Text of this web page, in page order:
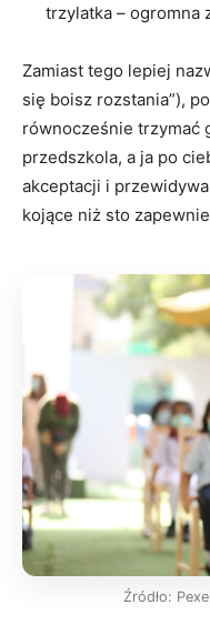
trzylatka – ogromna
Zamiast tego lepiej
się boisz rozstania”),
równocześnie trzymać
przedszkola, a ja po
akceptacji i
kojące niż sto
Źródło: